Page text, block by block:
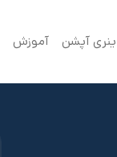
آپشن آموزش